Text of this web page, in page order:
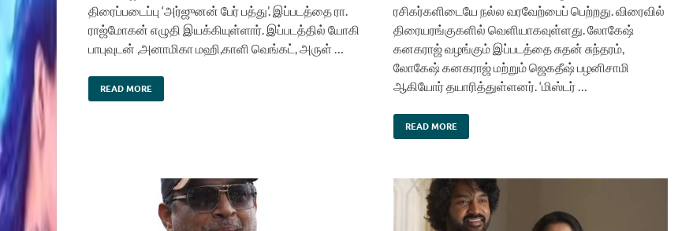
திரைப்படைப்பு ‘அர்ஜுனன் பேர் பத்து’. இப்படத்தை ரா.
ராஜ்மோகன் எழுதி இயக்கியுள்ளார். இப்படத்தில் யோகி
பாபுவுடன் ,அனாமிகா மஹி,காளி வெங்கட், அருள் …
READ MORE
ரசிகர்களிடையே நல்ல வரவேற்பைப் பெற்றது. விரைவில்
திரையரங்குகளில் வெளியாகவுள்ளது. லோகேஷ்
கனகராஜ் வழங்கும் இப்படத்தை சுதன் சுந்தரம்,
லோகேஷ் கனகராஜ் மற்றும் ஜெகதீஷ் பழனிசாமி
ஆகியோர் தயாரித்துள்ளனர். ‘மிஸ்டர் …
READ MORE